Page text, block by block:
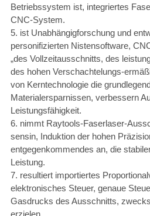
Betriebssystem ist, integriertes
CNC-System.
5. ist Unabhängigforschung und
personifizierten Nistensoftware,
„des Vollzeitausschnitts, des
des hohen Verschachtelungs-
von Kerntechnologie die
Materialersparnissen, verbessern
Leistungsfähigkeit.
6. nimmt Raytools-Faserlaser-
sensin, Induktion der hohen
entgegenkommendes an, die
Leistung.
7. resultiert importiertes
elektronisches Steuer, genaue
Gasdrucks des Ausschnitts,